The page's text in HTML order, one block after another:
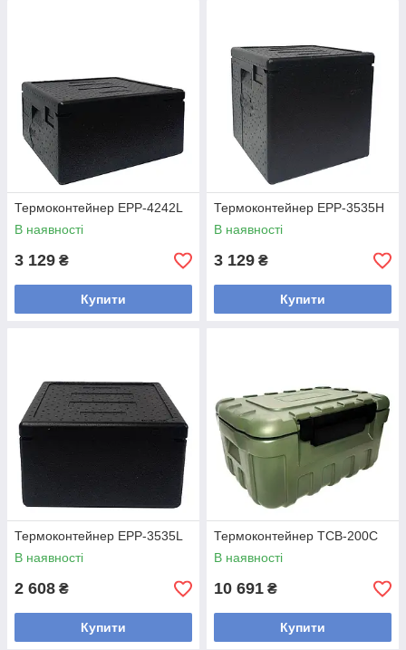
Термоконтейнер EPP-4242L
В наявності
3 129 ₴
Купити
Термоконтейнер EPP-3535H
В наявності
3 129 ₴
Купити
Термоконтейнер EPP-3535L
В наявності
2 608 ₴
Купити
Термоконтейнер TCB-200C
В наявності
10 691 ₴
Купити